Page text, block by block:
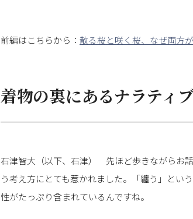
前編はこちらから： 散る桜と咲く桜、なぜ両方
着物の裏にあるナラティ
石津智大（以下、石津） 先ほど歩きながらお
う考え方にとても惹かれました。「纏う」とい
性がたっぷり含まれているんですね。